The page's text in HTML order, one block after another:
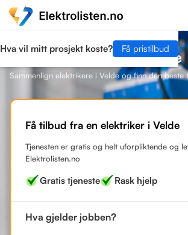
Hva vil mitt prosjekt koste? Få pristilbud
Finn en elektriker i Velde
Sammenlign elektrikere i Velde og finn den beste
Få tilbud fra en elektriker i Velde
Tjenesten er gratis og helt uforpliktende og
Elektrolisten.no
Gratis tjeneste Rask hjelp
Hva gjelder jobben?